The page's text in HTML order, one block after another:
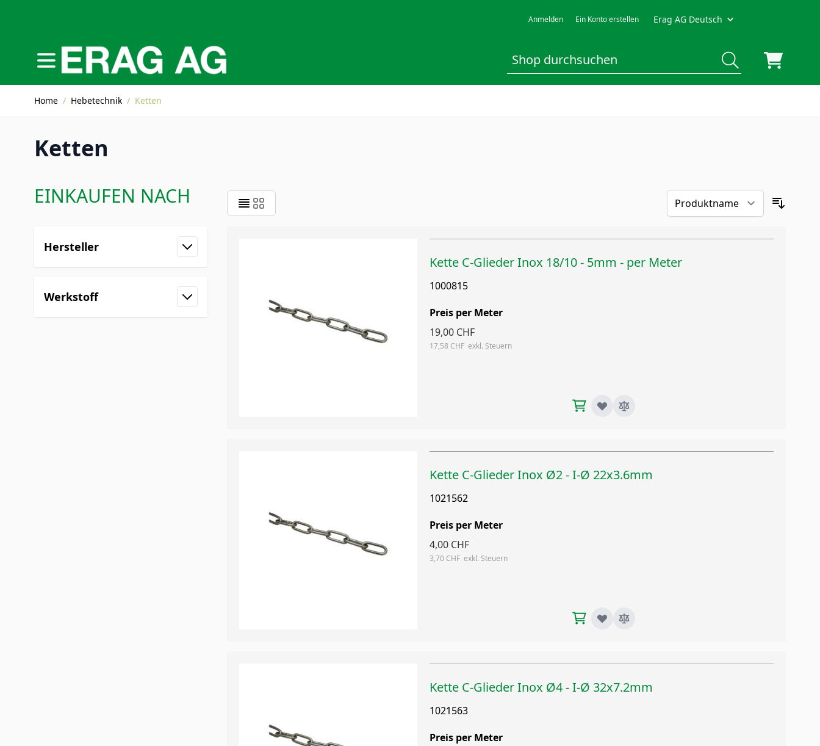
Anmelden Ein Konto erstellen Erag AG Deutsch
Home / Hebetechnik / Ketten
Ketten
EINKAUFEN NACH
Hersteller
Filter
Werkstoff
Filter
Kette C-Glieder Inox 18/10 - 5mm - per Meter
1000815
Preis per Meter
19,00 CHF
17,58 CHF
Kette C-Glieder Inox Ø2 - I-Ø 22x3.6mm
1021562
Preis per Meter
4,00 CHF
3,70 CHF
Kette C-Glieder Inox Ø4 - I-Ø 32x7.2mm
1021563
Preis per Meter